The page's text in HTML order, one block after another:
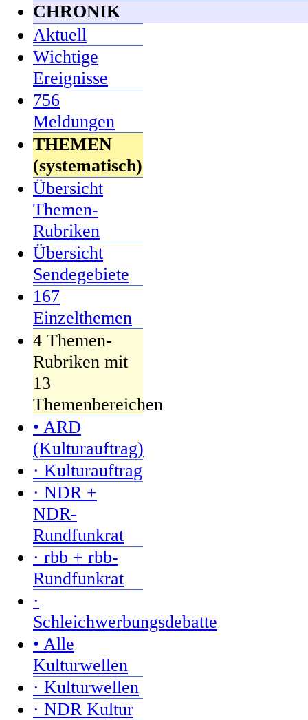
CHRONIK
Aktuell
Wichtige
Ereignisse
756
Meldungen
THEMEN
(systematisch)
Übersicht
Themen-
Rubriken
Übersicht
Sendegebiete
167
Einzelthemen
4 Themen-
Rubriken mit
13
Themenbereichen
• ARD
(Kulturauftrag)
· Kulturauftrag
· NDR +
NDR-
Rundfunkrat
· rbb + rbb-
Rundfunkrat
·
Schleichwerbungsdebatte
• Alle
Kulturwellen
· Kulturwellen
· NDR Kultur